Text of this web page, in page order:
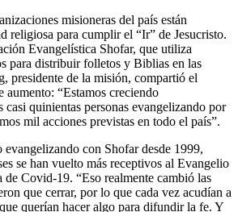
misioneras del país están
religiosa para cumplir el “Ir” de Jesucristo.
Evangelística Shofar, que utiliza
para distribuir folletos y Biblias en las
presidente de la misión, compartió el
aumento: “Estamos creciendo
casi quinientas personas evangelizando por
mil acciones previstas en todo el país”.
evangelizando con Shofar desde 1999,
se han vuelto más receptivos al Evangelio
de Covid-19. “Eso realmente cambió las
que cerrar, por lo que cada vez acudían a
querían hacer algo para difundir la fe. Y